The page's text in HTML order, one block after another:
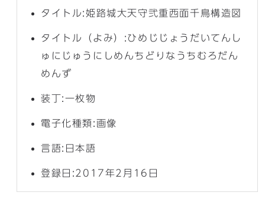
タイトル:姫路城大天守弐重西面千鳥構造図
タイトル（よみ）:ひめじじょうだいてんし
ゅにじゅうにしめんちどりなうちむろだん
めんず
装丁:一枚物
電子化種類:画像
言語:日本語
登録日:2017年2月16日